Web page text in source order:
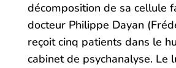
décomposition de sa cellule
docteur Philippe Dayan
reçoit cinq patients dans le
cabinet de psychanalyse. Le